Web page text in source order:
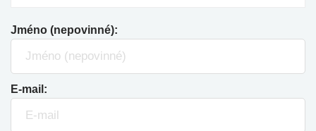
Jméno (nepovinné):
E-mail: